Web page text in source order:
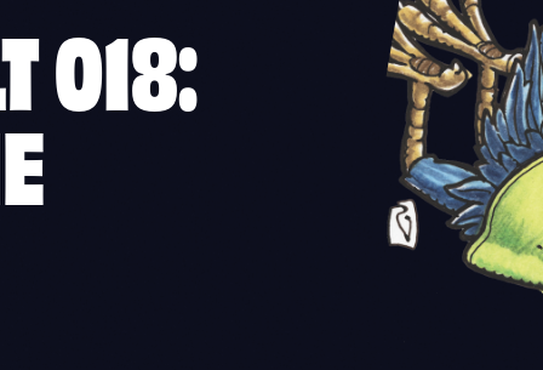
018: